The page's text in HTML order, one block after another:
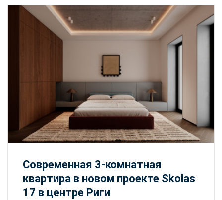
Современная 3-комнатная
квартира в новом проекте Skolas
17 в центре Риги